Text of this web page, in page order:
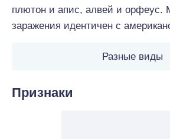
плютон и апис, алвей и орфеус.
заражения идентичен с
Разные виды
Признаки